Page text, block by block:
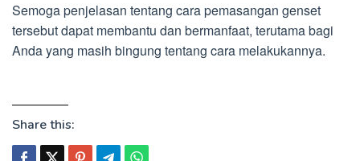
Semoga penjelasan tentang cara pemasangan genset
tersebut dapat membantu dan bermanfaat, terutama bagi
Anda yang masih bingung tentang cara melakukannya.
Share this: